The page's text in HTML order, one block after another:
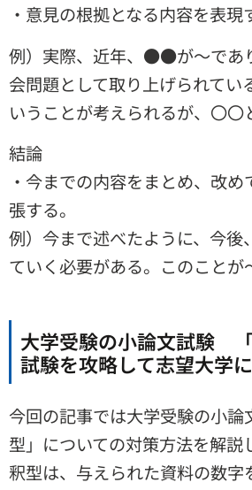
・意見の根拠となる内容を表現
例）実際、近年、●●が～であ
会問題として取り上げられて
いうことが考えられるが、〇〇
結論
・今までの内容をまとめ、改
張する。
例）今まで述べたように、今後
ていく必要がある。このことが
大学受験の小論文試験 「
試験を攻略して志望大学に
今回の記事では大学受験の小論
型」についての対策方法を解説
釈型は、与えられた資料の数字